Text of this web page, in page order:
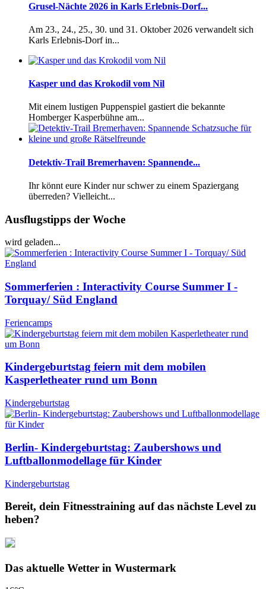
Grusel-Nächte 2026 in Karls Erlebnis-Dorf...
Am 23., 24., 25., 30. und 31. Oktober 2026 verwandelt sich
Karls Erlebnis-Dorf in...
Kasper und das Krokodil vom Nil
Mit einem lustigen Puppenspiel gastiert die bekannte
Homberger Kasperbühne am...
Detektiv-Trail Bremerhaven: Spannende...
Ihr könnt eure Kinder nur schwer zu einem Spaziergang
überreden? Vielleicht...
Ausflugstipps der Woche
wird geladen...
Sommerferien : Interactivity Course Summer I -
Torquay/ Süd England
Feriencamps
Kindergeburtstag feiern mit dem mobilen
Kasperletheater rund um Bonn
Kindergeburtstag
Berlin- Kindergeburtstag: Zaubershows und
Luftballonmodellage für Kinder
Kindergeburtstag
Bereit, dein Fitnesstraining auf das nächste Level zu
heben?
Das aktuelle Wetter in Wustermark